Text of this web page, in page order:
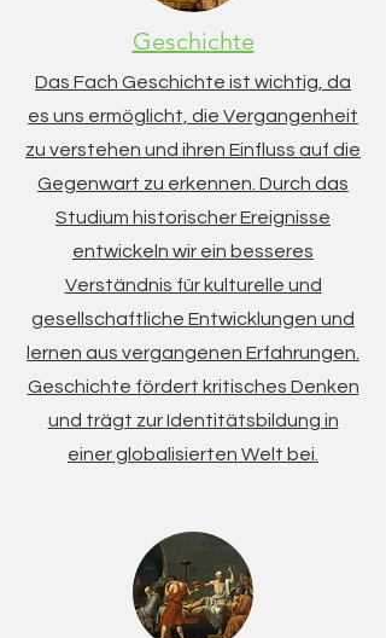
Geschichte
Das Fach Geschichte ist wichtig, da
es uns ermöglicht, die Vergangenheit
zu verstehen und ihren Einfluss auf die
Gegenwart zu erkennen. Durch das
Studium historischer Ereignisse
entwickeln wir ein besseres
Verständnis für kulturelle und
gesellschaftliche Entwicklungen und
lernen aus vergangenen Erfahrungen.
Geschichte fördert kritisches Denken
und trägt zur Identitätsbildung in
einer globalisierten Welt bei.